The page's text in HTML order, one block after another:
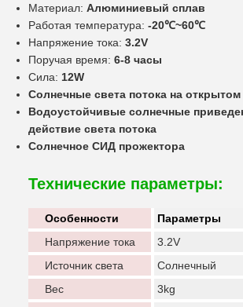
Материал: Алюминиевый сплав
Работая температура: -20℃~60℃
Напряжение тока: 3.2V
Поручая время: 6-8 часы
Сила: 12W
Солнечные света потока на открытом
Водоустойчивые солнечные
действие света потока
Солнечное СИД прожектора
Технические параметры:
Особенности
Параметры
Напряжение тока
3.2V
Источник света
Солнечный
Вес
3kg